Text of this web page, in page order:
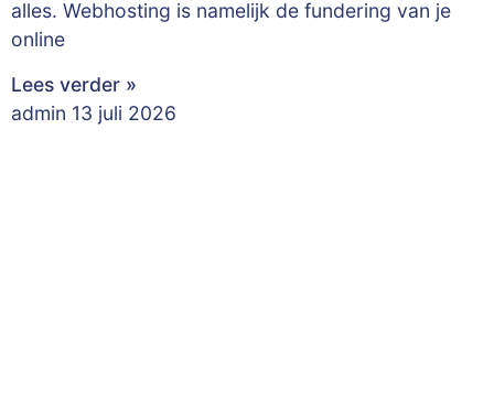
alles. Webhosting is namelijk de fundering van je
online
Lees verder »
admin 13 juli 2026